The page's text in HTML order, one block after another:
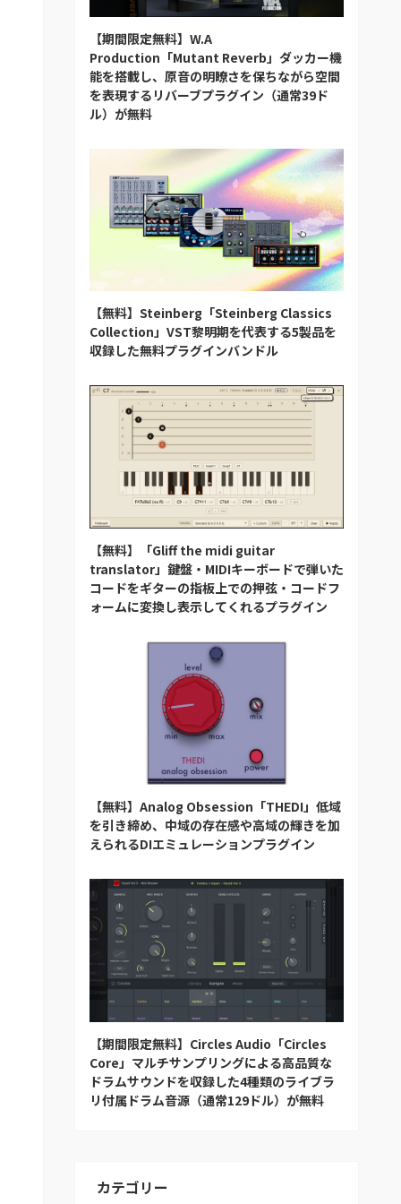
【期間限定無料】W.A
Production「Mutant Reverb」ダッカー機
能を搭載し、原音の明瞭さを保ちながら空間
を表現するリバーブプラグイン（通常39ド
ル）が無料
【無料】Steinberg「Steinberg Classics
Collection」VST黎明期を代表する5製品を
収録した無料プラグインバンドル
【無料】「Gliff the midi guitar
translator」鍵盤・MIDIキーボードで弾いた
コードをギターの指板上での押弦・コードフ
ォームに変換し表示してくれるプラグイン
【無料】Analog Obsession「THEDI」低域
を引き締め、中域の存在感や高域の輝きを加
えられるDIエミュレーションプラグイン
【期間限定無料】Circles Audio「Circles
Core」マルチサンプリングによる高品質な
ドラムサウンドを収録した4種類のライブラ
リ付属ドラム音源（通常129ドル）が無料
カテゴリー